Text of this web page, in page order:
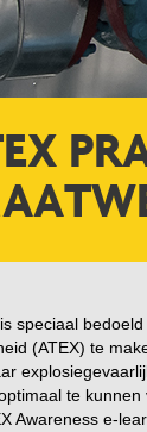
speciaal
(ATEX) te
te
Awareness e-